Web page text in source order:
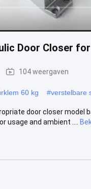
Door Closer
104 weergaven
60 kg #verstelbare
door closer model
usage and ambient ....